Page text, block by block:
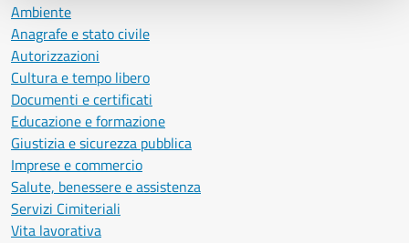
Ambiente
Anagrafe e stato civile
Autorizzazioni
Cultura e tempo libero
Documenti e certificati
Educazione e formazione
Giustizia e sicurezza pubblica
Imprese e commercio
Salute, benessere e assistenza
Servizi Cimiteriali
Vita lavorativa